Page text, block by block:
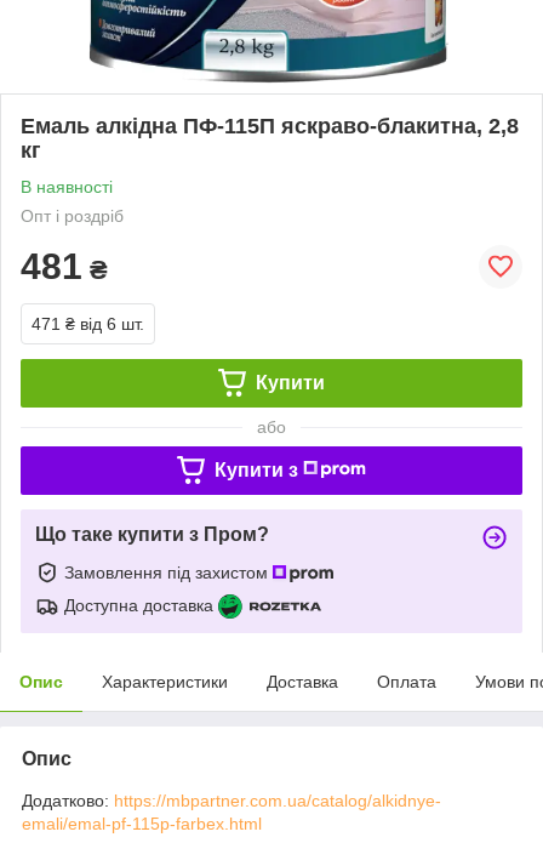
Емаль алкідна ПФ-115П яскраво-блакитна, 2,8
кг
В наявності
Опт і роздріб
481 ₴
471 ₴ від 6 шт.
Купити
або
Купити з
Що таке купити з Пром?
Замовлення під захистом
Доступна доставка
Опис Характеристики Доставка Оплата Умови
Опис
Додатково: https://mbpartner.com.ua/catalog/alkidnye-
emali/emal-pf-115p-farbex.html